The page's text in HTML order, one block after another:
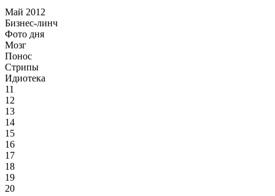
Май 2012
Бизнес-линч
Фото дня
Мозг
Понос
Стрипы
Идиотека
11
12
13
14
15
16
17
18
19
20